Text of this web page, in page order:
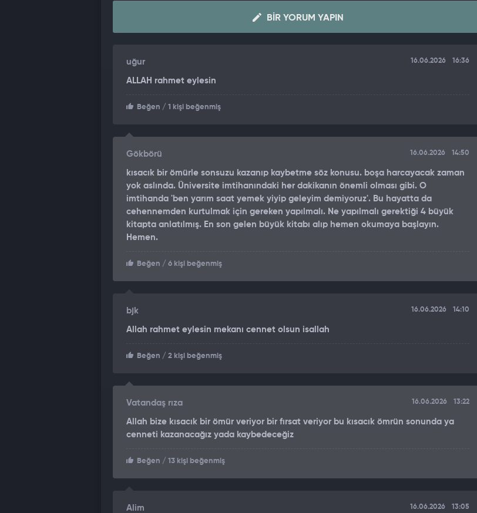
BIR YORUM YAPIN
uğur 16.06.2026 16:36
ALLAH rahmet eylesin
Beğen / 1 kişi beğenmiş
Gökbörü 16.06.2026 14:50
kısacık bir ömürle sonsuzu kazanıp kaybetme söz konusu. boşa harcayacak zaman
yok aslında. Üniversite imtihanındaki her dakikanın önemli olması gibi. O
imtihanda 'ben yarım saat yemek yiyip geleyim demiyoruz'. Bu hayatta da
cehennemden kurtulmak için gereken yapılmalı. Ne yapılmalı gerektiği 4 büyük
kitapta anlatılmış. En son gelen büyük kitabı alıp hemen okumaya başlayın.
Hemen.
Beğen / 6 kişi beğenmiş
bjk 16.06.2026 14:10
Allah rahmet eylesin mekanı cennet olsun isallah
Beğen / 2 kişi beğenmiş
Vatandaş rıza 16.06.2026 13:22
Allah bize kısacık bir ömür veriyor bir fırsat veriyor bu kısacık ömrün sonunda ya
cenneti kazanacağız yada kaybedeceğiz
Beğen / 13 kişi beğenmiş
Alim 16.06.2026 13:05